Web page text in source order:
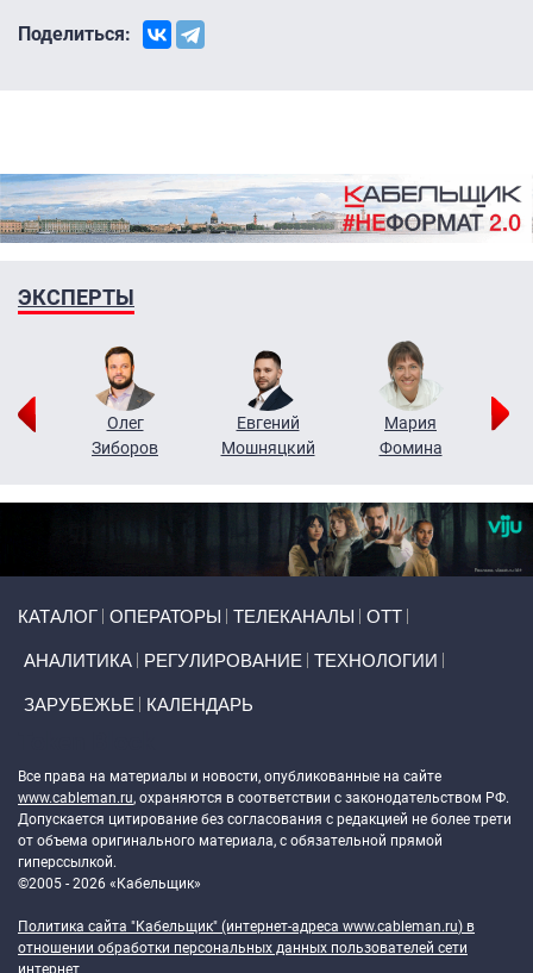
Поделиться:
ЭКСПЕРТЫ
Олег
Зиборов
Евгений
Мошняцкий
Мария
Фомина
КАТАЛОГ ОПЕРАТОРЫ ТЕЛЕКАНАЛЫ ОТТ
АНАЛИТИКА РЕГУЛИРОВАНИЕ ТЕХНОЛОГИИ
ЗАРУБЕЖЬЕ КАЛЕНДАРЬ
Все права на материалы и новости, опубликованные на сайте
www.cableman.ru, охраняются в соответствии с законодательством РФ.
Допускается цитирование без согласования с редакцией не более трети
от объема оригинального материала, с обязательной прямой
гиперссылкой.
©2005 - 2026 «Кабельщик»
Политика сайта "Кабельщик" (интернет-адреса www.cableman.ru) в
отношении обработки персональных данных пользователей сети
интернет